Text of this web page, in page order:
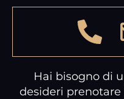
Hai bisogno di
desideri